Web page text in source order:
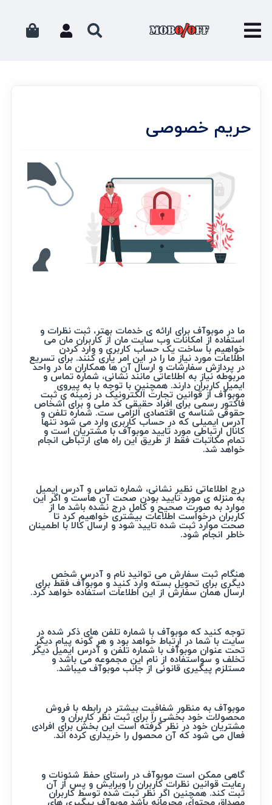
حریم خصوصی
ما در موبوآف برای ارائه ی خدمات بهتر، ثبت نظرات و
استفاده از امکانات وب سایت مان از کاربران مان می
خواهیم با ساخت یک حساب کاربری و وارد کردن
اطلاعات مورد نیاز ما را در این امر یاری کنند. برای تسریع
در پردازش سفارشات و ارسال آن ها همکاران ما در واحد
مربوطه نیاز به اطلاعاتی مانند نشانی، شماره تماس و
ایمیل کاربران دارند. همچنین با توجه با به پیروی
موبوآف از قوانین تجارت الکترونیک در زمینه ی ثبت
فاکتور رسمی برای افراد حقیقی کد ملی و برای اشخاص
حقوقی شناسه ی اقتصادی الزامی ست. شماره تلفن و
آدرس ایمیلی که در حساب کاربری وارد می شود تنها
کانال ارتباطی مورد تایید موبوآف با مشتریان است و
تمام مکاتبات فقط از طریق این راه های ارتباطی انجام
خواهد شد.
درج اطلاعاتی نظیر نشانی، شماره تماس و آدرس ایمیل
به منزله ی مورد تایید بودن صحت آن هاست و اگر این
موارد به صورت صحیح و کامل درج نشده باشد ما از
کاربران درخواست اطلاعات بیشتری خواهیم کرد تا
صحت موارد ثبت شده تایید شود و ارسال کالا با اطمینان
خاطر انجام شود.
هنگام ثبت سفارش می توانید نام و آدرس شخص
دیگری برای تحویل بسته وارد کنید و موبوآف فقط برای
ارسال همان سفارش از این اطلاعات استفاده خواهد کرد.
توجه کنید که موبوآف با شماره تلفن های ذکر شده در
سایت با شما در ارتباط خواهد بود و هر گونه پیام دیگر
تحت عنوان موبوآف با شماره تلفن و آدرس ایمیل دیگر
تخلف و سواستفاده از نام این مجموعه می باشد و
مستلزم پیگیری قانونی از جانب موبوآف میباشد.
موبوآف به منظور شفافیت بیشتر در رابطه با فروش
محصولات خود بخشی را برای ثبت نظر کاربران و
مشتریان خود در نظر گرفته است این بخش برای افرادی
فعال می شود که آن محصول را خریداری کرده اند.
گاهی ممکن است موبوآف در راستای حفظ شئونات و
رعایت قوانین نظرات کاربران را ویرایش و پس از آن
ثبت کند. همچنین اگر نظر ثبت شده توسط کاربران